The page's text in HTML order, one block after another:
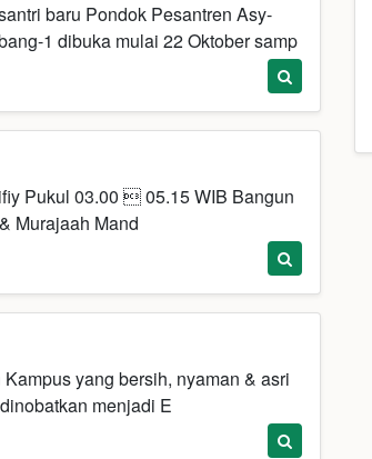
baru Pondok Pesantren Asy-
1 dibuka mulai 22 Oktober samp
Pukul 03.00  05.15 WIB Bangun
Murajaah Mand
yang bersih, nyaman & asri
menjadi E